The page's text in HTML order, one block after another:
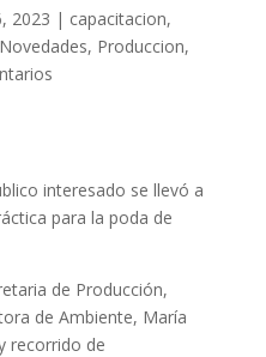
2023 | capacitacion,
Novedades, Produccion,
interesado se llevó a
para la poda de
de Producción,
de Ambiente, María
recorrido de